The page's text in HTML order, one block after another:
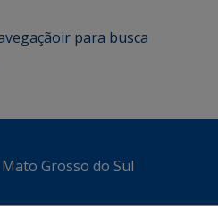
ir para busca
Grosso do Sul